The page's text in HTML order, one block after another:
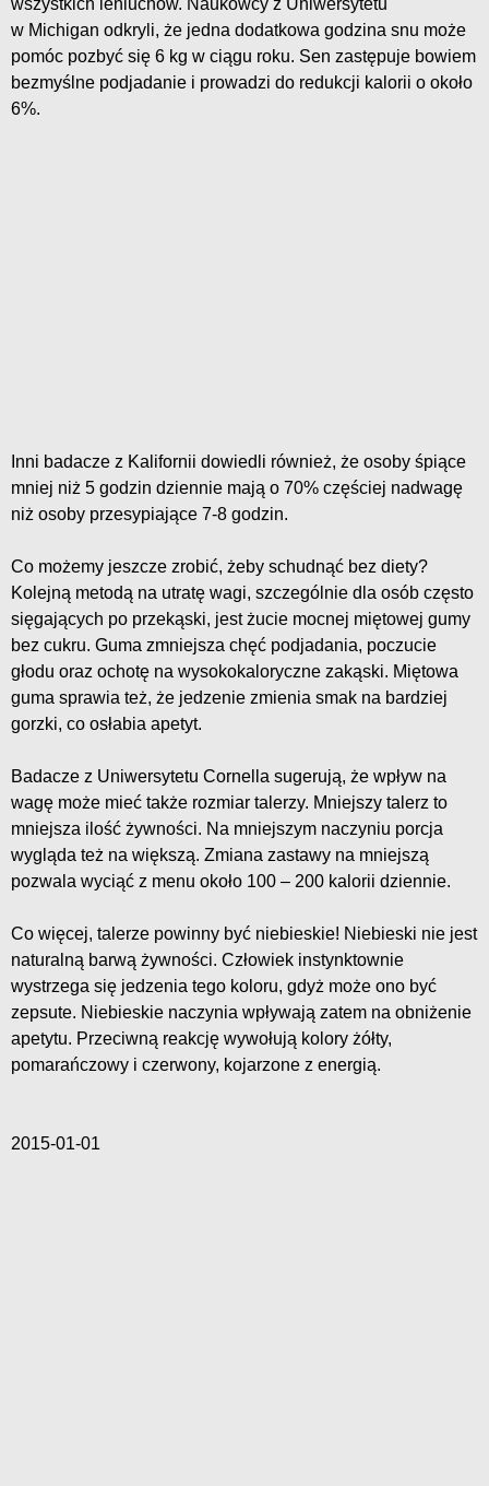
w Michigan odkryli, że jedna dodatkowa godzina snu może
pomóc pozbyć się 6 kg w ciągu roku. Sen zastępuje bowiem
bezmyślne podjadanie i prowadzi do redukcji kalorii o około
6%.
Inni badacze z Kalifornii dowiedli również, że osoby śpiące
mniej niż 5 godzin dziennie mają o 70% częściej nadwagę
niż osoby przesypiające 7-8 godzin.
Co możemy jeszcze zrobić, żeby schudnąć bez diety?
Kolejną metodą na utratę wagi, szczególnie dla osób często
sięgających po przekąski, jest żucie mocnej miętowej gumy
bez cukru. Guma zmniejsza chęć podjadania, poczucie
głodu oraz ochotę na wysokokaloryczne zakąski. Miętowa
guma sprawia też, że jedzenie zmienia smak na bardziej
gorzki, co osłabia apetyt.
Badacze z Uniwersytetu Cornella sugerują, że wpływ na
wagę może mieć także rozmiar talerzy. Mniejszy talerz to
mniejsza ilość żywności. Na mniejszym naczyniu porcja
wygląda też na większą. Zmiana zastawy na mniejszą
pozwala wyciąć z menu około 100 – 200 kalorii dziennie.
Co więcej, talerze powinny być niebieskie! Niebieski nie jest
naturalną barwą żywności. Człowiek instynktownie
wystrzega się jedzenia tego koloru, gdyż może ono być
zepsute. Niebieskie naczynia wpływają zatem na obniżenie
apetytu. Przeciwną reakcję wywołują kolory żółty,
pomarańczowy i czerwony, kojarzone z energią.
2015-01-01